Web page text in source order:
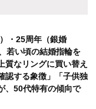
・25周年（銀婚
若い頃の結婚指輪を
質なリングに買い替え
認する象徴」「子供独
、50代特有の傾向で